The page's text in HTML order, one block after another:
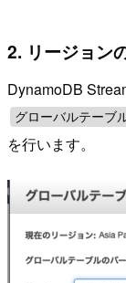
2. リージョン
DynamoDB
グローバルテーブ
を行います。